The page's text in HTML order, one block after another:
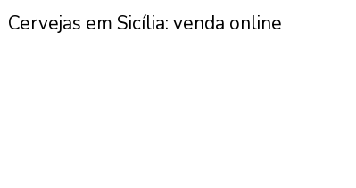
Cervejas em Sicília: venda online